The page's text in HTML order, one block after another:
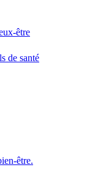
être
de santé
être.